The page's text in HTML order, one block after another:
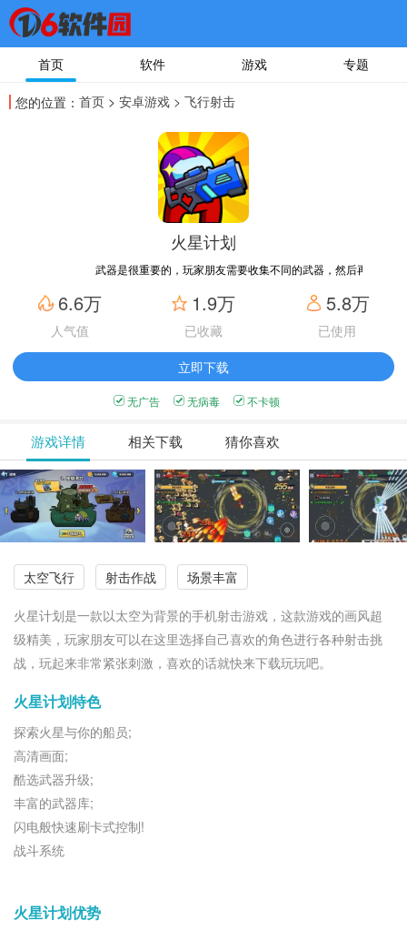
首页 软件 游戏 专题
您的位置： 首页 > 安卓游戏 > 飞行射击
火星计划
武器是很重要的，玩家朋友需要收集不同的武器，然后再提升武器
6.6万
人气值
1.9万
已收藏
5.8万
已使用
立即下载
无广告 无病毒 不卡顿
游戏详情 相关下载 猜你喜欢
太空飞行 射击作战 场景丰富
火星计划是一款以太空为背景的手机射击游戏，这款游戏的画风超
级精美，玩家朋友可以在这里选择自己喜欢的角色进行各种射击挑
战，玩起来非常紧张刺激，喜欢的话就快来下载玩玩吧。
火星计划特色
探索火星与你的船员;
高清画面;
酷选武器升级;
丰富的武器库;
闪电般快速刷卡式控制!
战斗系统
火星计划优势